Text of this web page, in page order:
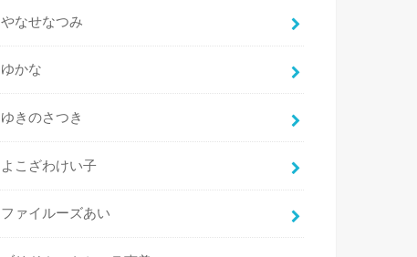
やなせなつみ
ゆかな
ゆきのさつき
よこざわけい子
ファイルーズあい